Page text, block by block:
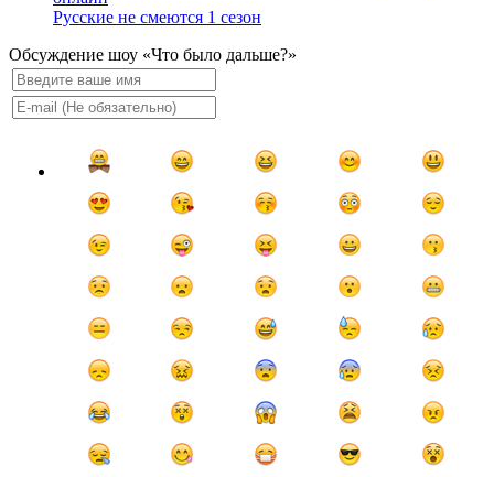
Русские не смеются 1 сезон
Обсуждение шоу «Что было дальше?»